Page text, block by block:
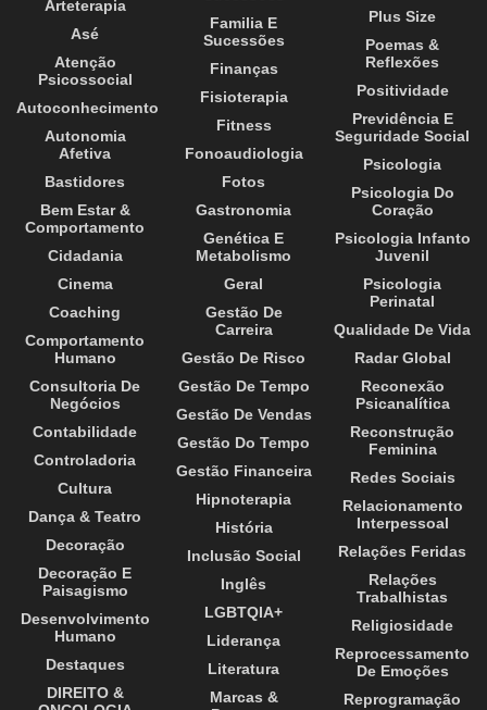
Arteterapia
Asé
Atenção
Psicossocial
Autoconhecimento
Autonomia
Afetiva
Bastidores
Bem Estar &
Comportamento
Cidadania
Cinema
Coaching
Comportamento
Humano
Consultoria De
Negócios
Contabilidade
Controladoria
Cultura
Dança & Teatro
Decoração
Decoração E
Paisagismo
Desenvolvimento
Humano
Destaques
DIREITO &
Familia E
Sucessões
Finanças
Fisioterapia
Fitness
Fonoaudiologia
Fotos
Gastronomia
Genética E
Metabolismo
Geral
Gestão De
Carreira
Gestão De Risco
Gestão De Tempo
Gestão De Vendas
Gestão Do Tempo
Gestão Financeira
Hipnoterapia
História
Inclusão Social
Inglês
LGBTQIA+
Liderança
Literatura
Marcas &
Plus Size
Poemas &
Reflexões
Positividade
Previdência E
Seguridade Social
Psicologia
Psicologia Do
Coração
Psicologia Infanto
Juvenil
Psicologia
Perinatal
Qualidade De Vida
Radar Global
Reconexão
Psicanalítica
Reconstrução
Feminina
Redes Sociais
Relacionamento
Interpessoal
Relações Feridas
Relações
Trabalhistas
Religiosidade
Reprocessamento
De Emoções
Reprogramação